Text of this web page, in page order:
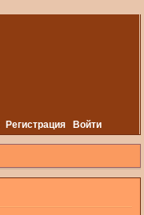
Регистрация Войти